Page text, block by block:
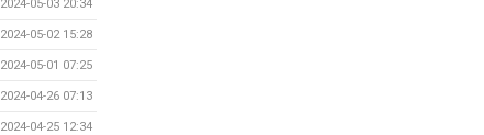
2024-05-03 20:34
2024-05-02 15:28
2024-05-01 07:25
2024-04-26 07:13
2024-04-25 12:34